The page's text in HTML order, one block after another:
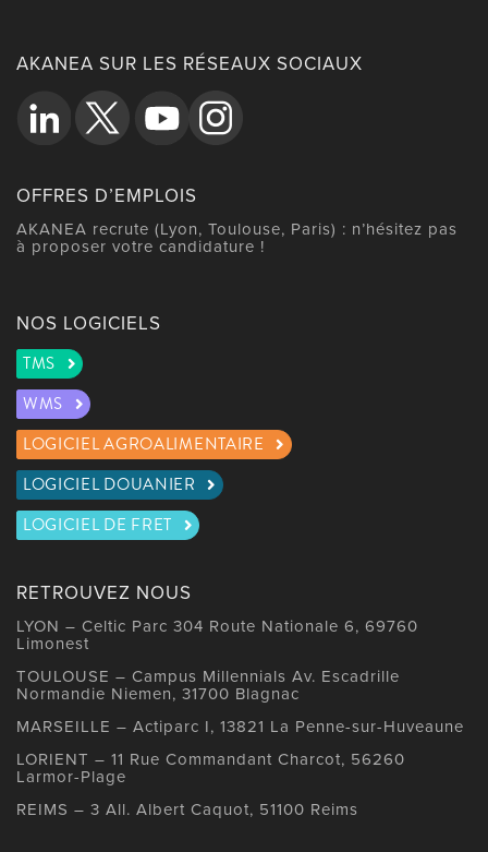
AKANEA SUR LES RÉSEAUX SOCIAUX
OFFRES D’EMPLOIS
AKANEA recrute (Lyon, Toulouse, Paris) : n’hésitez pas
à proposer votre candidature !
NOS LOGICIELS
TMS
WMS
LOGICIEL AGROALIMENTAIRE
LOGICIEL DOUANIER
LOGICIEL DE FRET
RETROUVEZ NOUS
LYON – Celtic Parc 304 Route Nationale 6, 69760
Limonest
TOULOUSE – Campus Millennials Av. Escadrille
Normandie Niemen, 31700 Blagnac
MARSEILLE – Actiparc I, 13821 La Penne-sur-Huveaune
LORIENT – 11 Rue Commandant Charcot, 56260
Larmor-Plage
REIMS – 3 All. Albert Caquot, 51100 Reims